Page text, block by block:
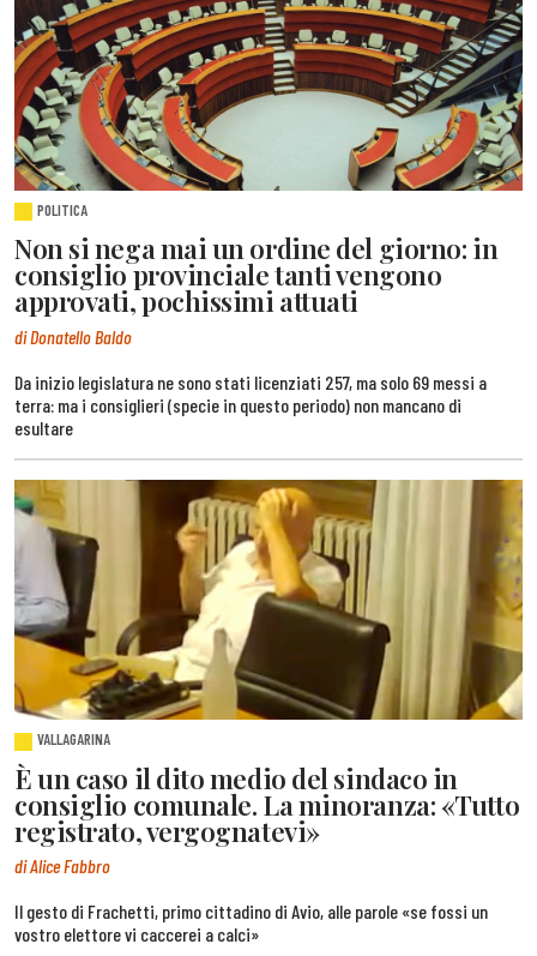
POLITICA
Non si nega mai un ordine del giorno: in
consiglio provinciale tanti vengono
approvati, pochissimi attuati
di Donatello Baldo
Da inizio legislatura ne sono stati licenziati 257, ma solo 69 messi a
terra: ma i consiglieri (specie in questo periodo) non mancano di
esultare
VALLAGARINA
È un caso il dito medio del sindaco in
consiglio comunale. La minoranza: «Tutto
registrato, vergognatevi»
di Alice Fabbro
Il gesto di Frachetti, primo cittadino di Avio, alle parole «se fossi un
vostro elettore vi caccerei a calci»